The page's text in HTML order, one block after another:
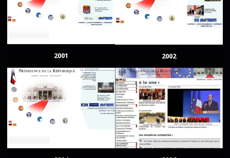
2001 2002